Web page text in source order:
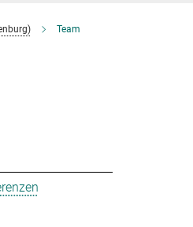
Team